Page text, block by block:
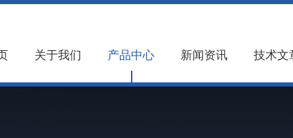
关于我们 产品中心 新闻资讯 技术文